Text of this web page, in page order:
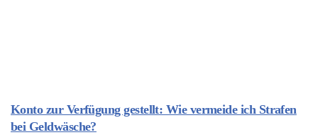
Konto zur Verfügung gestellt: Wie vermeide ich Strafen
bei Geldwäsche?